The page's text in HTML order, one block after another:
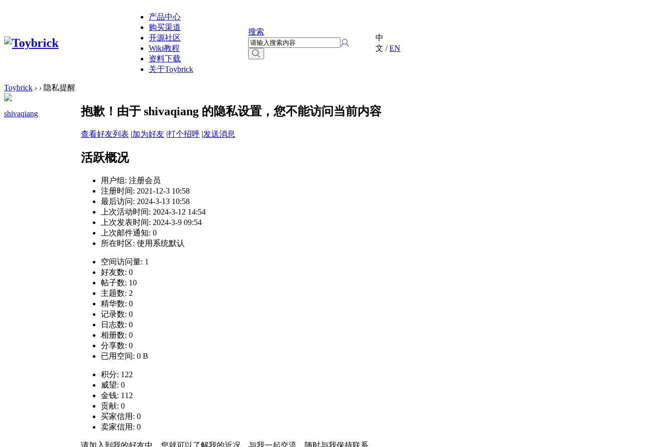
产品中心
购买渠道
开源社区
Wiki教程
资料下载
关于Toybrick
搜索
中
文 /EN
Toybrick › › 隐私提醒
shivaqiang 抱歉！由于 shivaqiang 的隐私设置，您不能访问当前内容
查看好友列表 |加为好友 |打个招呼 |发送消息
活跃概况
用户组: 注册会员
注册时间: 2021-12-3 10:58
最后访问: 2024-3-13 10:58
上次活动时间: 2024-3-12 14:54
上次发表时间: 2024-3-9 09:54
上次邮件通知: 0
所在时区: 使用系统默认
空间访问量: 1
好友数: 0
帖子数: 10
主题数: 2
精华数: 0
记录数: 0
日志数: 0
相册数: 0
分享数: 0
已用空间: 0 B
积分: 122
威望: 0
金钱: 112
贡献: 0
买家信用: 0
卖家信用: 0
请加入到我的好友中，您就可以了解我的近况，与我一起交流，随时与我保持联系